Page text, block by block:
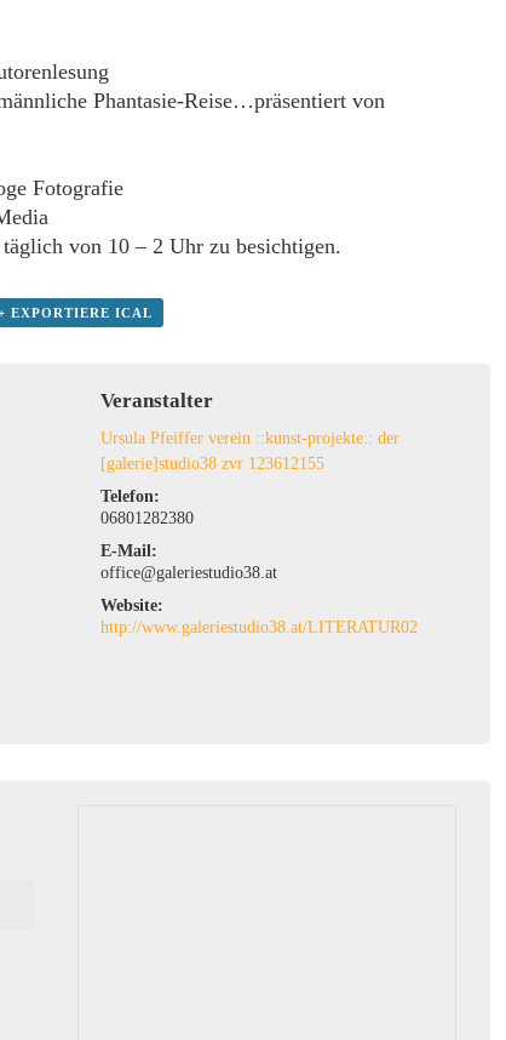
Phantasie-Reise…präsentiert von
Fotografie
von 10 – 2 Uhr zu besichtigen.
EXPORTIERE ICAL
Veranstalter
Ursula Pfeiffer verein ::kunst-projekte:: der
[galerie]studio38 zvr 123612155
Telefon:
06801282380
E-Mail:
office@galeriestudio38.at
Website:
http://www.galeriestudio38.at/LITERATUR02